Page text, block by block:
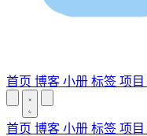
首页 博客 小册 标签 项目
首页 博客 小册 标签 项目